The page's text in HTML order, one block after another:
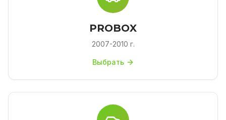
PROBOX
2007-2010 г.
Выбрать